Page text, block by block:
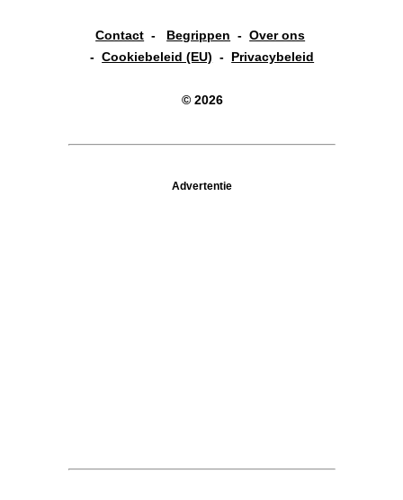
Contact - Begrippen -Over ons
-Cookiebeleid (EU) - Privacybeleid
© 2026
Advertentie